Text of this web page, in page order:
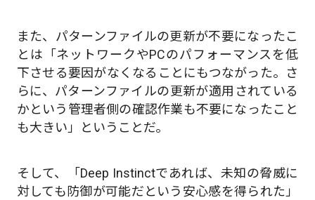
また、パターンファイルの更新が不要になったこ
とは「ネットワークやPCのパフォーマンスを低
下させる要因がなくなることにもつながった。さ
らに、パターンファイルの更新が適用されている
かという管理者側の確認作業も不要になったこと
も大きい」ということだ。
そして、「Deep Instinctであれば、未知の脅威に
対しても防御が可能だという安心感を得られた」